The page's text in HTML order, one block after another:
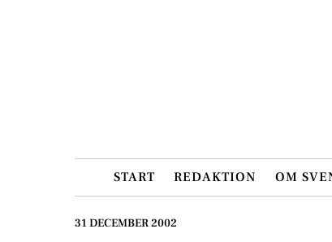
START REDAKTION OM
31 DECEMBER 2002